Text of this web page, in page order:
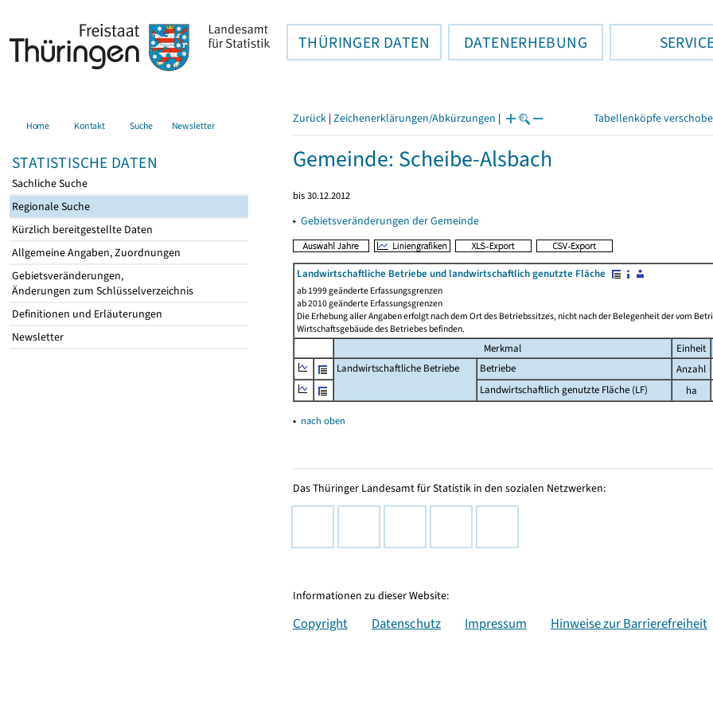
THÜRINGER DATEN DATENERHEBUNG
Home Kontakt Suche Newsletter
STATISTISCHE DATEN
Sachliche Suche
Regionale Suche
Kürzlich bereitgestellte Daten
Allgemeine Angaben, Zuordnungen
Gebietsveränderungen,
Änderungen zum Schlüsselverzeichnis
Definitionen und Erläuterungen
Newsletter
Zurück | Zeichenerklärungen/Abkürzungen | Tabellenköpfe
Gemeinde: Scheibe-Alsbach
bis 30.12.2012
▸ Gebietsveränderungen der Gemeinde
Landwirtschaftliche Betriebe und landwirtschaftlich genutzte Fläche
ab 1999 geänderte Erfassungsgrenzen
ab 2010 geänderte Erfassungsgrenzen
Die Erhebung aller Angaben erfolgt nach dem Ort des Betriebssitzes, nicht nach der Belegenheit der vom
Wirtschaftsgebäude des Betriebes befinden.
Merkmal Einheit
Landwirtschaftliche Betriebe
Betriebe Anzahl
Landwirtschaftlich genutzte Fläche (LF)
ha
▴ nach oben
Das Thüringer Landesamt für Statistik in den sozialen Netzwerken:
Informationen zu dieser Website:
Copyright Datenschutz Impressum Hinweise zur Barrierefreiheit